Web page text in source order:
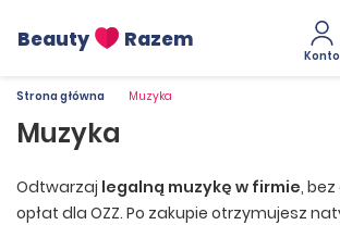
Beauty Razem
Konto
Strona główna Muzyka
Muzyka
Odtwarzaj legalną muzykę w firmie,
opłat dla OZZ. Po zakupie otrzymujesz